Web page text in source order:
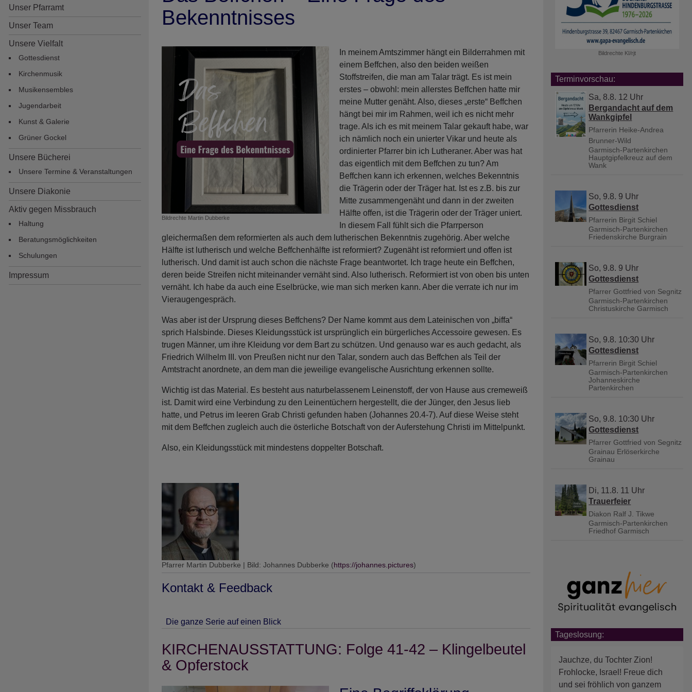
Hauptnavigation
Unser Pfarramt
Unser Team
Unsere Vielfalt
Gottesdienst
Kirchenmusik
Musikensembles
Jugendarbeit
Kunst & Galerie
Grüner Gockel
Unsere Bücherei
Unsere Termine & Veranstaltungen
Unsere Diakonie
Aktiv gegen Missbrauch
Haltung
Beratungsmöglichkeiten
Schulungen
Impressum
Bekenntnisses
Bildrechte Martin Dubberke
In meinem Amtszimmer hängt ein Bilderrahmen mit
einem Beffchen, also den beiden weißen
Stoffstreifen, die man am Talar trägt. Es ist mein
erstes – obwohl: mein allerstes Beffchen hatte mir
meine Mutter genäht. Also, dieses „erste“ Beffchen
hängt bei mir im Rahmen, weil ich es nicht mehr
trage. Als ich es mit meinem Talar gekauft habe, war
ich nämlich noch ein unierter Vikar und heute als
ordinierter Pfarrer bin ich Lutheraner. Aber was hat
das eigentlich mit dem Beffchen zu tun? Am
Beffchen kann ich erkennen, welches Bekenntnis
die Trägerin oder der Träger hat. Ist es z.B. bis zur
Mitte zusammengenäht und dann in der zweiten
Hälfte offen, ist die Trägerin oder der Träger uniert.
In diesem Fall fühlt sich die Pfarrperson
gleichermaßen dem reformierten als auch dem lutherischen Bekenntnis zugehörig. Aber welche
Hälfte ist lutherisch und welche Beffchenhälfte ist reformiert? Zugenäht ist reformiert und offen ist
lutherisch. Und damit ist auch schon die nächste Frage beantwortet. Ich trage heute ein Beffchen,
deren beide Streifen nicht miteinander vernäht sind. Also lutherisch. Reformiert ist von oben bis unten
vernäht. Ich habe da auch eine Eselbrücke, wie man sich merken kann. Aber die verrate ich nur im
Vieraugengespräch.
Was aber ist der Ursprung dieses Beffchens? Der Name kommt aus dem Lateinischen von „biffa“
sprich Halsbinde. Dieses Kleidungsstück ist ursprünglich ein bürgerliches Accessoire gewesen. Es
trugen Männer, um ihre Kleidung vor dem Bart zu schützen. Und genauso war es auch gedacht, als
Friedrich Wilhelm III. von Preußen nicht nur den Talar, sondern auch das Beffchen als Teil der
Amtstracht anordnete, an dem man die jeweilige evangelische Ausrichtung erkennen sollte.
Wichtig ist das Material. Es besteht aus naturbelassenem Leinenstoff, der von Hause aus cremeweiß
ist. Damit wird eine Verbindung zu den Leinentüchern hergestellt, die der Jünger, den Jesus lieb
hatte, und Petrus im leeren Grab Christi gefunden haben (Johannes 20.4-7). Auf diese Weise steht
mit dem Beffchen zugleich auch die österliche Botschaft von der Auferstehung Christi im Mittelpunkt.
Also, ein Kleidungsstück mit mindestens doppelter Botschaft.
Pfarrer Martin Dubberke | Bild: Johannes Dubberke (https://johannes.pictures)
Kontakt & Feedback
Die ganze Serie auf einen Blick
KIRCHENAUSSTATTUNG: Folge 41-42 – Klingelbeutel
& Opferstock
Bildrechte KI/rjt
Terminvorschau:
Sa, 8.8. 12 Uhr
Bergandacht auf dem
Wankgipfel
Pfarrerin Heike-Andrea
Brunner-Wild
Garmisch-Partenkirchen
Hauptgipfelkreuz auf dem
Wank
So, 9.8. 9 Uhr
Gottesdienst
Pfarrerin Birgit Schiel
Garmisch-Partenkirchen
Friedenskirche Burgrain
So, 9.8. 9 Uhr
Gottesdienst
Pfarrer Gottfried von Segnitz
Garmisch-Partenkirchen
Christuskirche Garmisch
So, 9.8. 10:30 Uhr
Gottesdienst
Pfarrerin Birgit Schiel
Garmisch-Partenkirchen
Johanneskirche
Partenkirchen
So, 9.8. 10:30 Uhr
Gottesdienst
Pfarrer Gottfried von Segnitz
Grainau Erlöserkirche
Grainau
Di, 11.8. 11 Uhr
Trauerfeier
Diakon Ralf J. Tikwe
Garmisch-Partenkirchen
Friedhof Garmisch
Tageslosung:
Jauchze, du Tochter Zion!
Frohlocke, Israel! Freue dich
und sei fröhlich von ganzem